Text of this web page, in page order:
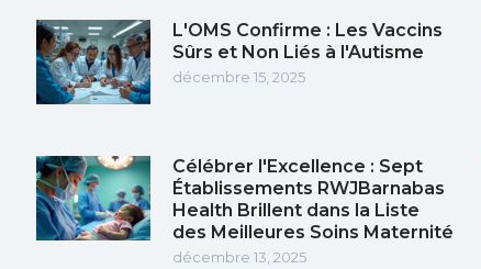
L'OMS Confirme : Les Vaccins
Sûrs et Non Liés à l'Autisme
décembre 15, 2025
Célébrer l'Excellence : Sept
Établissements RWJBarnabas
Health Brillent dans la Liste
des Meilleures Soins Maternité
décembre 13, 2025